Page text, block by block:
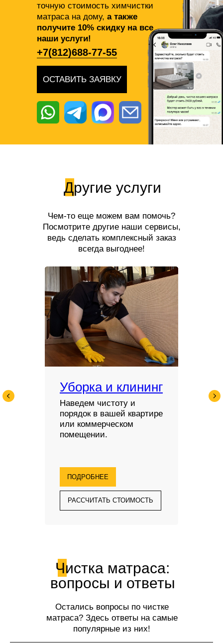
точную стоимость химчистки
матраса на дому, а также
получите 10% скидку на все
наши услуги!
ОСТАВИТЬ ЗАЯВКУ
+7(812)688-77-55
Другие услуги
Чем-то еще можем вам помочь?
Посмотрите другие наши сервисы,
ведь сделать комплексный заказ
всегда выгоднее!
Уборка и клининг
Наведем чистоту и
порядок в вашей квартире
или коммерческом
помещении.
ПОДРОБНЕЕ
РАССЧИТАТЬ СТОИМОСТЬ
Чистка матраса:
вопросы и ответы
Остались вопросы по чистке
матраса? Здесь ответы на самые
популярные из них!